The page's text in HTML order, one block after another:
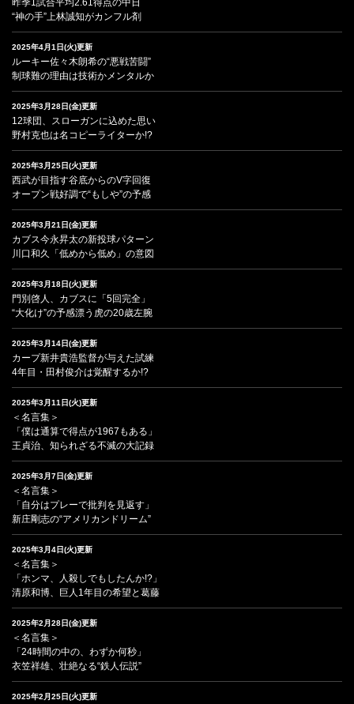
昨季1試合平均2.61得点の中日
“神の手”上林誠知がカンフル剤
2025年4月1日(火)更新
ルーキー佐々木朗希の“悪戦苦闘”
制球難の理由は技術かメンタルか
2025年3月28日(金)更新
12球団、スローガンに込めた思い
野村克也は名コピーライターか!?
2025年3月25日(火)更新
西武が目指す谷底からのV字回復
オープン戦好調で“もしや”の予感
2025年3月21日(金)更新
カブス今永昇太の新投球パターン
川口和久「低めから低め」の意図
2025年3月18日(火)更新
門別啓人、カブスに「5回完全」
“大化け”の予感漂う虎の20歳左腕
2025年3月14日(金)更新
カープ新井貴浩監督が与えた試練
4年目・田村俊介は覚醒するか!?
2025年3月11日(火)更新
＜名言集＞
「僕は通算で得点が1967もある」
王貞治、知られざる不滅の大記録
2025年3月7日(金)更新
＜名言集＞
「自分はプレーで批判を見返す」
新庄剛志の“アメリカンドリーム”
2025年3月4日(火)更新
＜名言集＞
「ホンマ、人殺しでもしたんか!?」
清原和博、巨人1年目の希望と葛藤
2025年2月28日(金)更新
＜名言集＞
「24時間の中の、わずか何秒」
衣笠祥雄、壮絶なる“鉄人伝説”
2025年2月25日(火)更新